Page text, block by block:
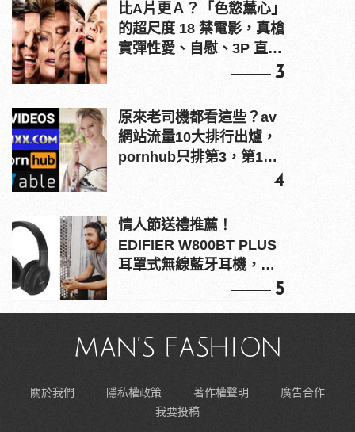
比A片更Ａ？「色慾薰心」
的超尺度 18 禁電影，真槍
實彈性愛、自慰、3P 直接
3
原來老司機都看這些？av
網站流量10大排行出爐，
pornhub只排第3，第1名
4
情人節送禮推薦！
EDIFIER W800BT PLUS
耳罩式無線藍牙耳機，在
5
關於我們 隱私權政策 著作權聲明
廣告合作
我要投稿